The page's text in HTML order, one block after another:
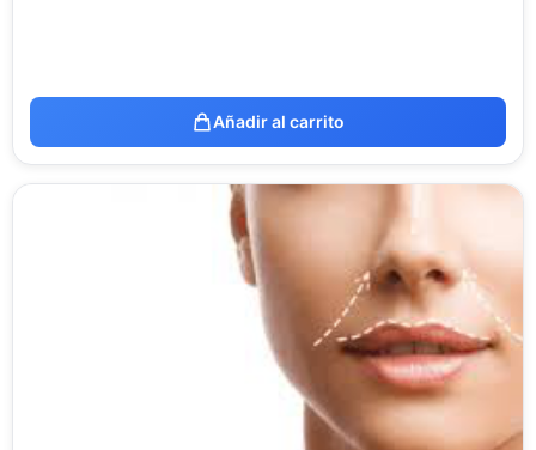
Añadir al carrito